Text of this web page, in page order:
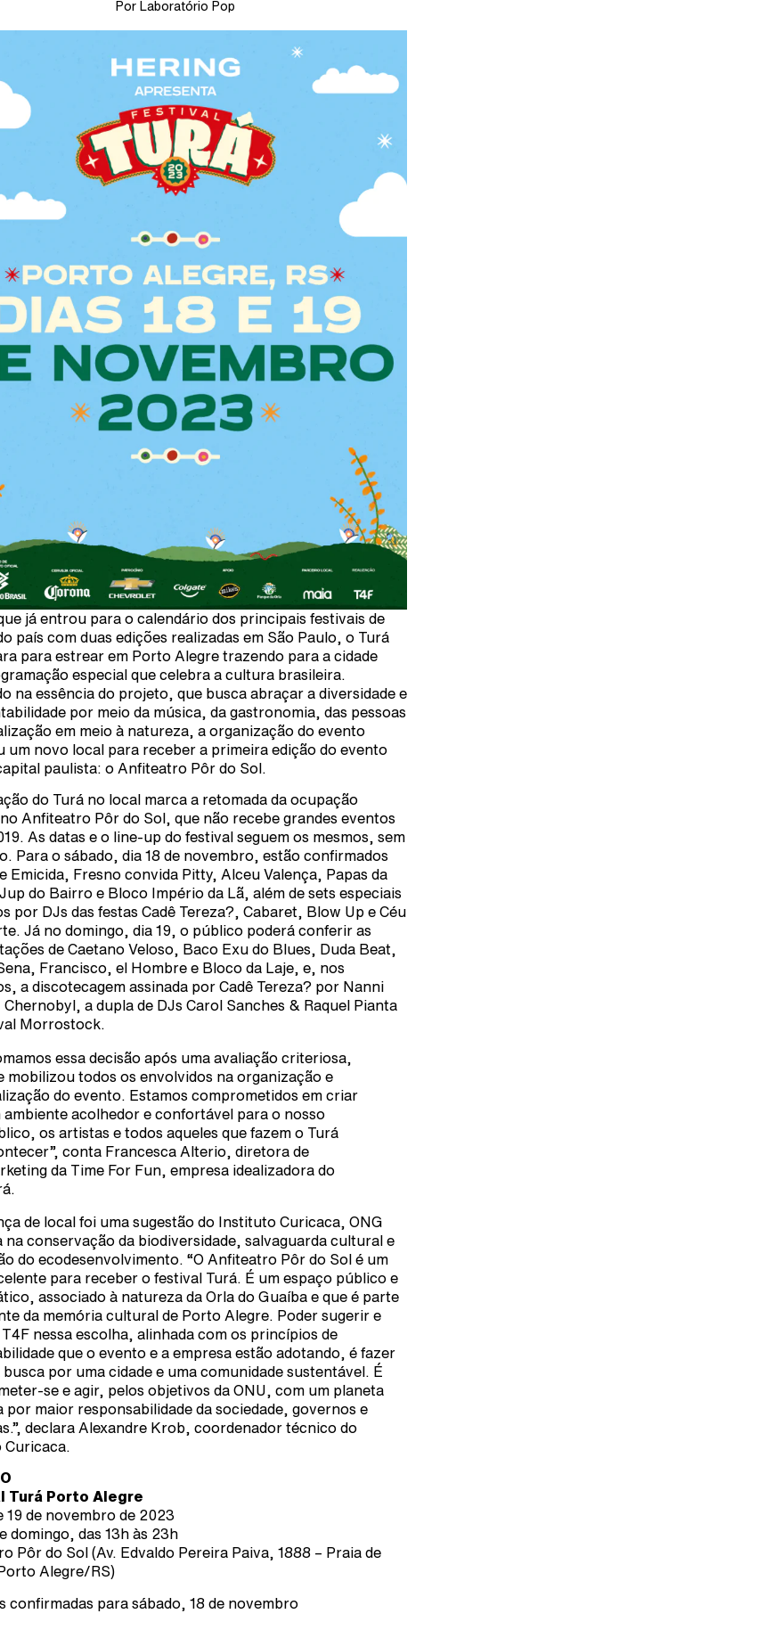
Por Laboratório Pop
já entrou para o calendário dos principais festivais de
país com duas edições realizadas em São Paulo, o Turá
para estrear em Porto Alegre trazendo para a cidade
especial que celebra a cultura brasileira.
na essência do projeto, que busca abraçar a diversidade e
por meio da música, da gastronomia, das pessoas
em meio à natureza, a organização do evento
um novo local para receber a primeira edição do evento
paulista: o Anfiteatro Pôr do Sol.
do Turá no local marca a retomada da ocupação
Anfiteatro Pôr do Sol, que não recebe grandes eventos
As datas e o line-up do festival seguem os mesmos, sem
Para o sábado, dia 18 de novembro, estão confirmados
Emicida, Fresno convida Pitty, Alceu Valença, Papas da
do Bairro e Bloco Império da Lã, além de sets especiais
por DJs das festas Cadê Tereza?, Cabaret, Blow Up e Céu
Já no domingo, dia 19, o público poderá conferir as
de Caetano Veloso, Baco Exu do Blues, Duda Beat,
Francisco, el Hombre e Bloco da Laje, e, nos
a discotecagem assinada por Cadê Tereza? por Nanni
Chernobyl, a dupla de DJs Carol Sanches & Raquel Pianta
Morrostock.
essa decisão após uma avaliação criteriosa,
mobilizou todos os envolvidos na organização e
do evento. Estamos comprometidos em criar
ambiente acolhedor e confortável para o nosso
os artistas e todos aqueles que fazem o Turá
conta Francesca Alterio, diretora de
da Time For Fun, empresa idealizadora do
de local foi uma sugestão do Instituto Curicaca, ONG
na conservação da biodiversidade, salvaguarda cultural e
do ecodesenvolvimento. “O Anfiteatro Pôr do Sol é um
para receber o festival Turá. É um espaço público e
associado à natureza da Orla do Guaíba e que é parte
da memória cultural de Porto Alegre. Poder sugerir e
nessa escolha, alinhada com os princípios de
que o evento e a empresa estão adotando, é fazer
busca por uma cidade e uma comunidade sustentável. É
se e agir, pelos objetivos da ONU, com um planeta
por maior responsabilidade da sociedade, governos e
declara Alexandre Krob, coordenador técnico do
Curicaca.
Turá Porto Alegre
19 de novembro de 2023
domingo, das 13h às 23h
Pôr do Sol (Av. Edvaldo Pereira Paiva, 1888 – Praia de
Alegre/RS)
confirmadas para sábado, 18 de novembro